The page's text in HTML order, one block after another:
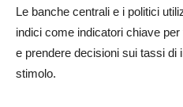
Le banche centrali e i politici
indici come indicatori chiave
e prendere decisioni sui tassi di
stimolo.